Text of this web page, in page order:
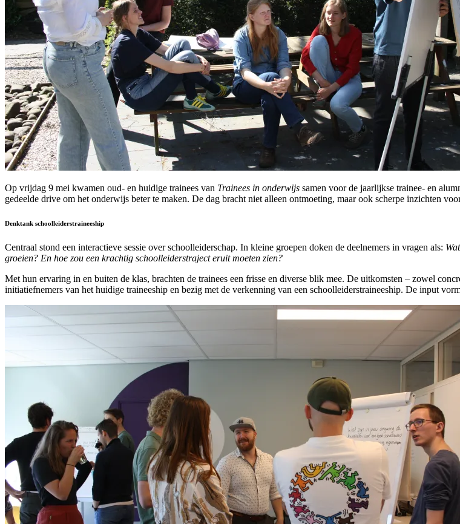
Op vrijdag 9 mei kwamen oud- en huidige trainees van Trainees in onderwijs samen voor de jaarlijkse trainee- en
gedeelde drive om het onderwijs beter te maken. De dag bracht niet alleen ontmoeting, maar ook scherpe inzichten
Denktank schoolleiderstraineeship
Centraal stond een interactieve sessie over schoolleiderschap. In kleine groepen doken de deelnemers in vragen als:
groeien? En hoe zou een krachtig schoolleiderstraject eruit moeten zien?
Met hun ervaring in en buiten de klas, brachten de trainees een frisse en diverse blik mee. De uitkomsten – zowel
initiatiefnemers van het huidige traineeship en bezig met de verkenning van een schoolleiderstraineeship. De input